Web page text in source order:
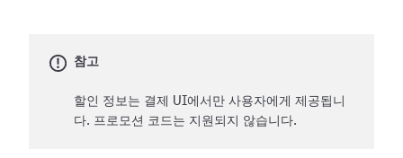
참고
할인 정보는 결제 UI에서만 사용자에게 제공됩니
다. 프로모션 코드는 지원되지 않습니다.